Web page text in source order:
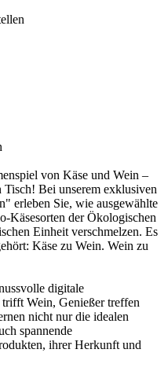
von Käse und Wein –
Tisch! Bei unserem exklusiven
erleben Sie, wie ausgewählte
Käsesorten der Ökologischen
Einheit verschmelzen. Es
Käse zu Wein. Wein zu
digitale
Wein, Genießer treffen
nicht nur die idealen
spannende
ihrer Herkunft und